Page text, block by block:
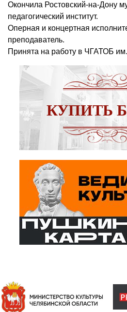
Окончила Ростовский-на-Дону
педагогический институт.
Оперная и концертная
преподаватель.
Принята на работу в ЧГАТОБ
КУПИТЬ